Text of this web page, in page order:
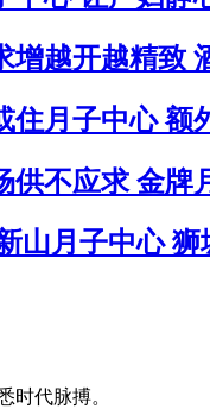
增越开越精致
住月子中心 额
供不应求 金牌
山月子中心
时代脉搏。